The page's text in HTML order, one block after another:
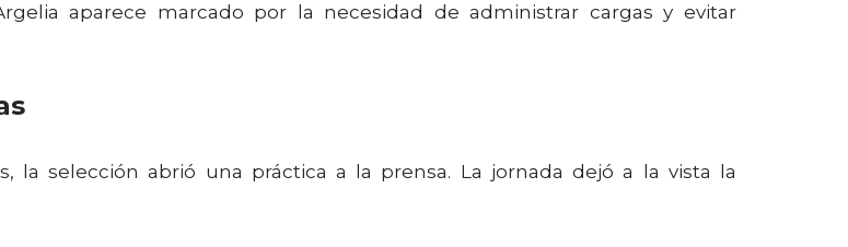
aparece marcado por la necesidad de administrar cargas y evitar
la selección abrió una práctica a la prensa. La jornada dejó a la vista la